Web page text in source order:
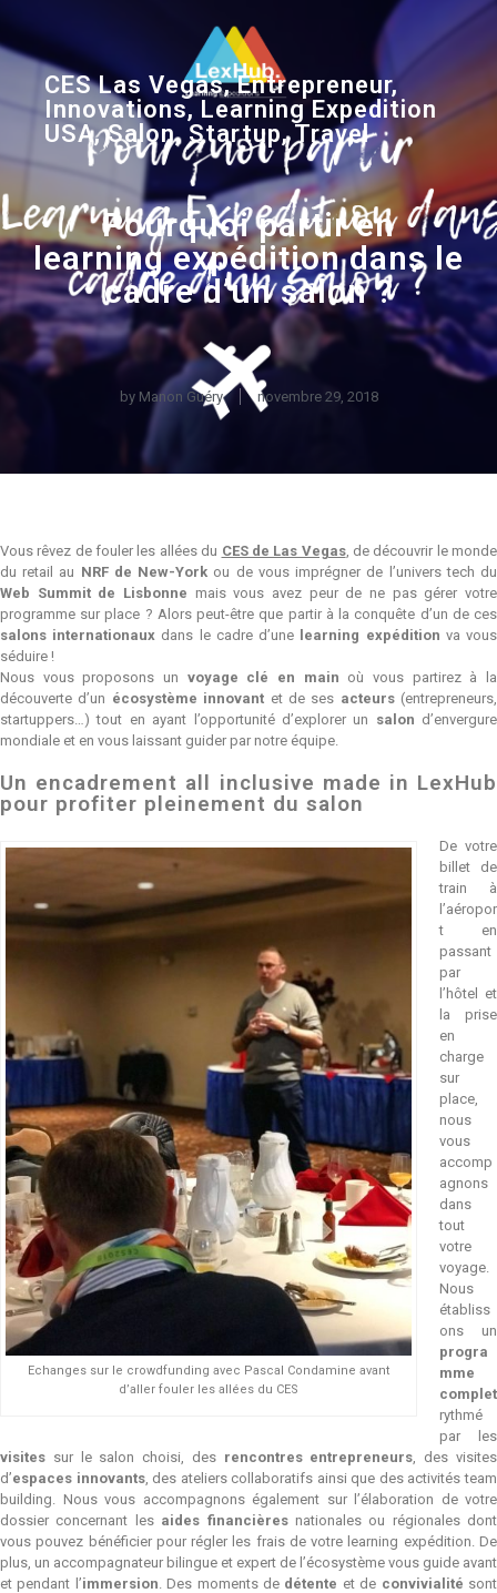
CES Las Vegas,Entrepreneur,
Innovations, Learning Expedition
USA,Salon, Startup,Travel
Pourquoi partir en
learning expédition dans le
cadre d’un salon ?
byManon Guéry novembre 29, 2018
Vous rêvez de fouler les allées du CES de Las Vegas, de découvrir le monde
du retail au NRF de New-York ou de vous imprégner de l’univers tech du
Web Summit de Lisbonne mais vous avez peur de ne pas gérer votre
programme sur place ? Alors peut-être que partir à la conquête d’un de ces
salons internationaux dans le cadre d’une learning expédition va vous
séduire !
Nous vous proposons un voyage clé en main où vous partirez à la
découverte d’un écosystème innovant et de ses acteurs(entrepreneurs,
startuppers…) tout en ayant l’opportunité d’explorer un salon d’envergure
mondiale et en vous laissant guider par notre équipe.
Un encadrement all inclusive made in LexHub
pour profiter pleinement du salon
Echanges sur le crowdfunding avec Pascal Condamine avant
d’aller fouler les allées du CES
De votre
billet de
train à
l’aéropor
t en
passant
par
l’hôtel et
la prise
en
charge
sur
place,
nous
vous
accomp
agnons
dans
tout
votre
voyage.
Nous
établiss
ons un
progra
mme
complet
rythmé
par les
visites sur le salon choisi, des rencontres entrepreneurs, des visites
d’espaces innovants, des ateliers collaboratifs ainsi que des activités team
building. Nous vous accompagnons également sur l’élaboration de votre
dossier concernant les aides financièresnationales ou régionales dont
vous pouvez bénéficier pour régler les frais de votre learning expédition. De
plus, un accompagnateur bilingue et expert de l’écosystème vous guide avant
et pendant l’immersion. Des moments de détente et de convivialité sont